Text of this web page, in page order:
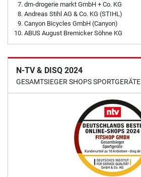
dm-drogerie markt GmbH + Co. KG
Andreas Stihl AG & Co. KG (STIHL)
Canyon Bicycles GmbH (Canyon)
ABUS August Bremicker Söhne KG
N-TV & DISQ 2024
GESAMTSIEGER SHOPS SPORTGERÄTE